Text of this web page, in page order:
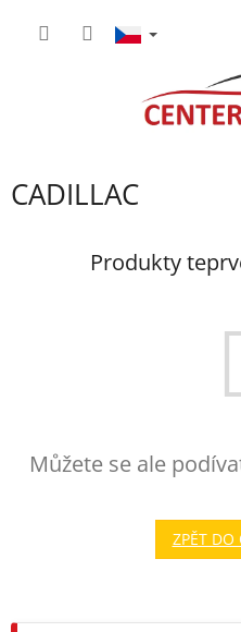
CADILLAC
Produkty
Můžete se ale
ZPĚT DO